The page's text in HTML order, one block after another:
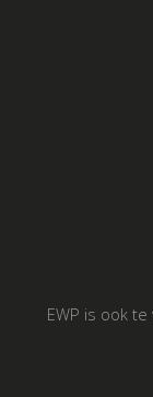
EWP is ook